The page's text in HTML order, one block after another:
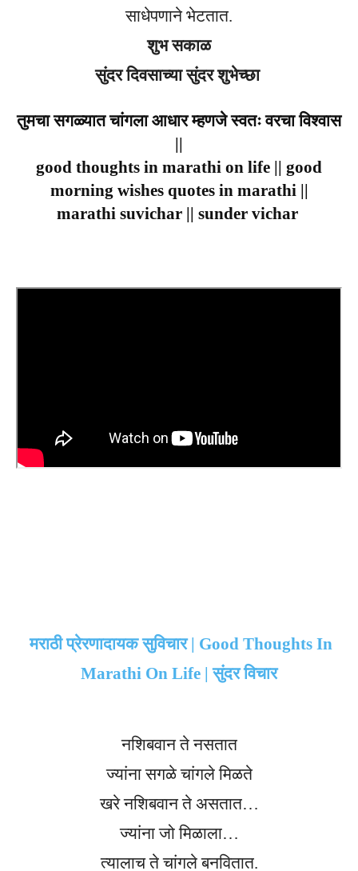
साधेपणाने भेटतात.
शुभ सकाळ
सुंदर दिवसाच्या सुंदर शुभेच्छा
तुमचा सगळ्यात चांगला आधार म्हणजे स्वतः वरचा विश्वास
||
good thoughts in marathi on life || good
morning wishes quotes in marathi ||
marathi suvichar || sunder vichar
मराठी प्रेरणादायक सुविचार | Good Thoughts In
Marathi On Life | सुंदर विचार
नशिबवान ते नसतात
ज्यांना सगळे चांगले मिळते
खरे नशिबवान ते असतात…
ज्यांना जो मिळाला…
त्यालाच ते चांगले बनवितात.